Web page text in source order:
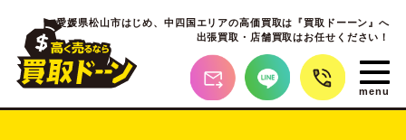
愛媛県松山市はじめ、中四国エリアの高価買取は『買取ドーーン』へ
出張買取・店舗買取はお任せください！